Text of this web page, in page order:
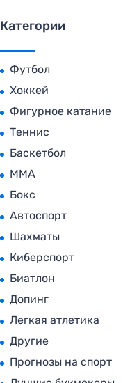
Категории
Футбол
Хоккей
Фигурное катание
Теннис
Баскетбол
MMA
Бокс
Автоспорт
Шахматы
Киберспорт
Биатлон
Допинг
Легкая атлетика
Другие
Прогнозы на спорт